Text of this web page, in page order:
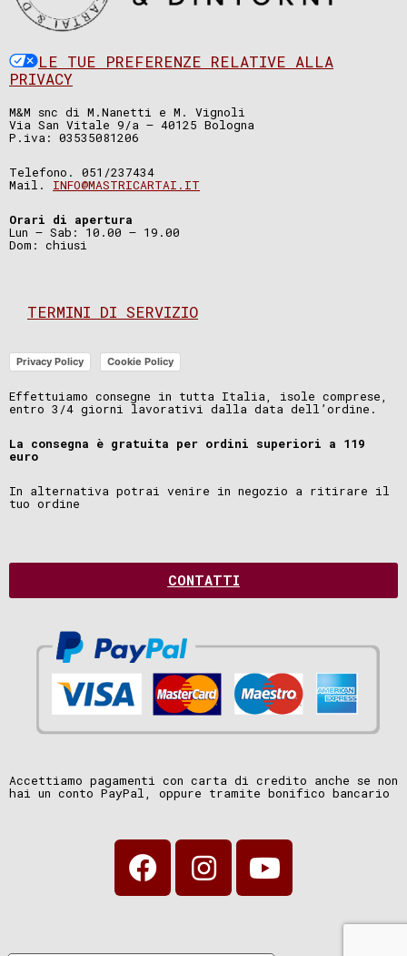
LE TUE PREFERENZE RELATIVE ALLA
PRIVACY
M&M snc di M.Nanetti e M. Vignoli
Via San Vitale 9/a – 40125 Bologna
P.iva: 03535081206
Telefono. 051/237434
Mail. INFO@MASTRICARTAI.IT
Orari di apertura
Lun – Sab: 10.00 – 19.00
Dom: chiusi
TERMINI DI SERVIZIO
Privacy Policy Cookie Policy
Effettuiamo consegne in tutta Italia, isole comprese,
entro 3/4 giorni lavorativi dalla data dell’ordine.
La consegna è gratuita per ordini superiori a 119
euro
In alternativa potrai venire in negozio a ritirare il
tuo ordine
CONTATTI
Accettiamo pagamenti con carta di credito anche se non
hai un conto PayPal, oppure tramite bonifico bancario